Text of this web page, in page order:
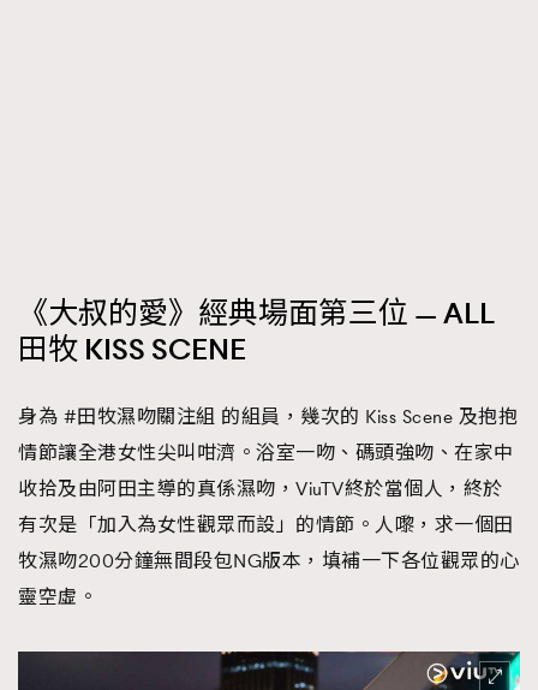
《大叔的愛》經典場面第三位 — ALL
田牧 KISS SCENE
身為 #田牧濕吻關注組 的組員，幾次的 Kiss Scene 及抱抱
情節讓全港女性尖叫咁濟。浴室一吻、碼頭強吻、在家中
收拾及由阿田主導的真係濕吻，ViuTV終於當個人，終於
有次是「加入為女性觀眾而設」的情節。人嚟，求一個田
牧濕吻200分鐘無間段包NG版本，填補一下各位觀眾的心
靈空虛。